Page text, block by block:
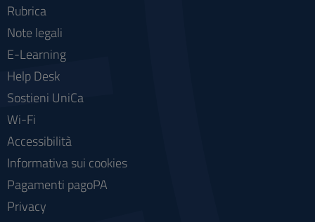
Rubrica
Note legali
E-Learning
Help Desk
Sostieni UniCa
Wi-Fi
Accessibilità
Informativa sui cookies
Pagamenti pagoPA
Privacy